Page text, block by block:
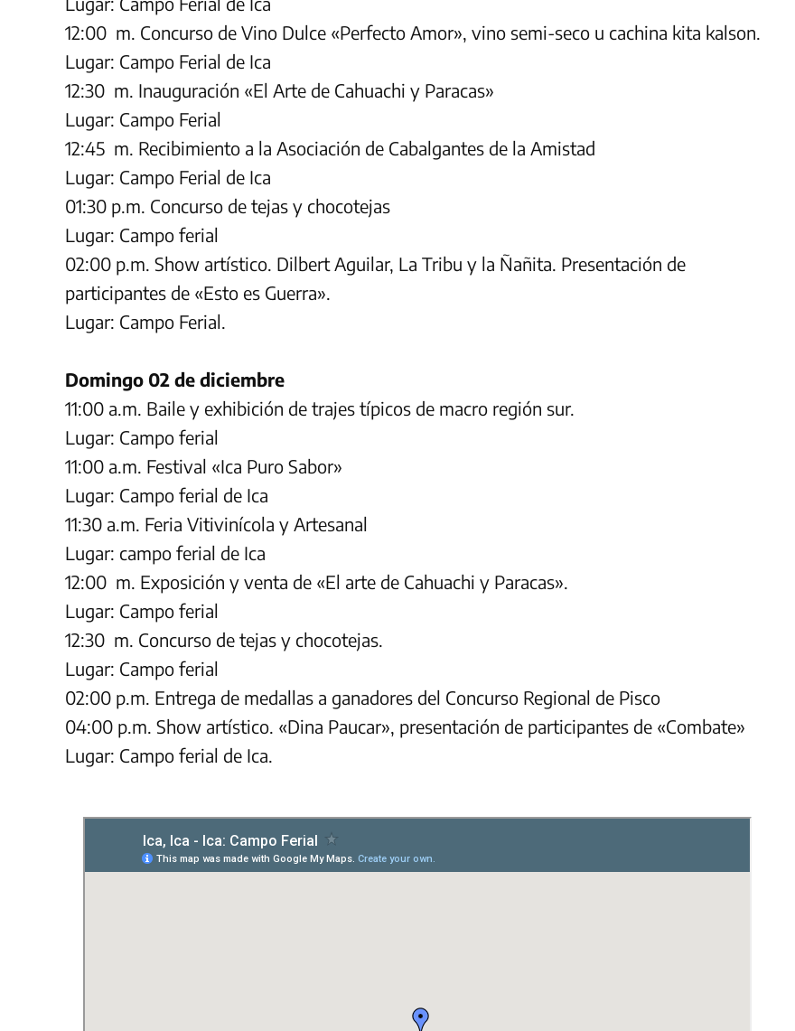
12:00 m. Concurso de Vino Dulce «Perfecto Amor», vino semi-seco u cachina kita kalson.
Lugar: Campo Ferial de Ica
12:30 m. Inauguración «El Arte de Cahuachi y Paracas»
Lugar: Campo Ferial
12:45 m. Recibimiento a la Asociación de Cabalgantes de la Amistad
Lugar: Campo Ferial de Ica
01:30 p.m. Concurso de tejas y chocotejas
Lugar: Campo ferial
02:00 p.m. Show artístico. Dilbert Aguilar, La Tribu y la Ñañita. Presentación de
participantes de «Esto es Guerra».
Lugar: Campo Ferial.
Domingo 02 de diciembre
11:00 a.m. Baile y exhibición de trajes típicos de macro región sur.
Lugar: Campo ferial
11:00 a.m. Festival «Ica Puro Sabor»
Lugar: Campo ferial de Ica
11:30 a.m. Feria Vitivinícola y Artesanal
Lugar: campo ferial de Ica
12:00 m. Exposición y venta de «El arte de Cahuachi y Paracas».
Lugar: Campo ferial
12:30 m. Concurso de tejas y chocotejas.
Lugar: Campo ferial
02:00 p.m. Entrega de medallas a ganadores del Concurso Regional de Pisco
04:00 p.m. Show artístico. «Dina Paucar», presentación de participantes de «Combate»
Lugar: Campo ferial de Ica.